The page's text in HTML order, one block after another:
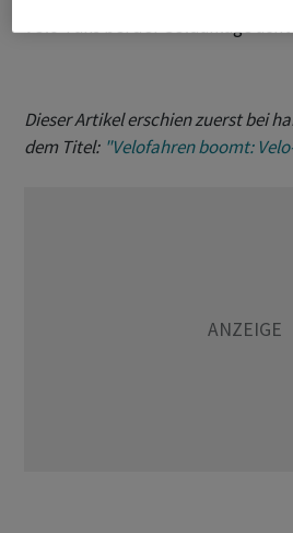
Velo-Fans bei der Geldanlage
Dieser Artikel erschien zuerst bei
dem Titel: "Velofahren boomt: